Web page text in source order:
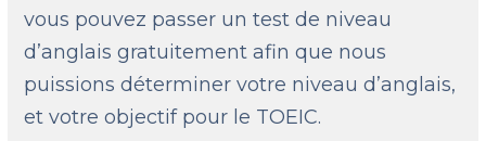
vous pouvez passer un test de niveau
d’anglais gratuitement afin que nous
puissions déterminer votre niveau d’anglais,
et votre objectif pour le TOEIC.